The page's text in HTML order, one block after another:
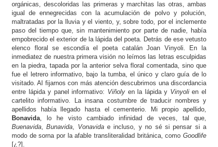
orgánicas, descoloridas las primeras y marchitas las otras, ambas
igual de ennegrecidas con la acumulación de polvo y polución,
maltratadas por la lluvia y el viento, y, sobre todo, por el inclemente
paso del tiempo que, sin mantenimiento por parte de nadie, había
empobrecido el exterior de la lápida del poeta. Detrás de ese vetusto
elenco floral se escondía el poeta catalán Joan Vinyoli. En la
inmediatez de nuestra primera visión no leímos las letras esculpidas
en la piedra, tapada por la anterior selva floral comentada, sino que
fue el letrero informativo, bajo la tumba, el único y claro guía de lo
visitado. Al fijarnos con más atención descubrimos una discordancia
entre lápida y panel informativo: Viñolyen la lápida y Vinyolien el
cartelito informativo. La insana costumbre de traducir nombres y
apellidos había llegado hasta el cementerio. Mi propio apellido,
Bonavida, lo he visto cambiado infinidad de veces, tal que,
Buenavida,Bunavida, Vonavidae incluso, y no sé si pensar si a
modo de sorna por la afable transliteralidad británica, como Goodlife
[¿?].